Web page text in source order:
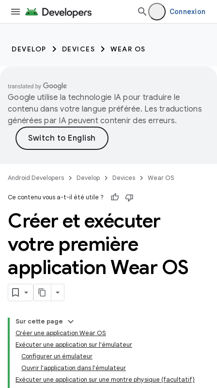
Connexion
DEVELOP DEVICES WEAR OS
Google utilise la technologie IA pour traduire le
contenu dans votre langue préférée. Les traductions
générées par IA peuvent contenir des erreurs.
Android Developers Develop Devices Wear OS
Ce contenu vous a-t-il été utile ?
Créer et exécuter
votre première
application Wear OS
Sur cette page
Créer une application Wear OS
Exécuter une application sur l'émulateur
Configurer un émulateur
Ouvrir l'application dans l'émulateur
Exécuter une application sur une montre physique (facultatif)